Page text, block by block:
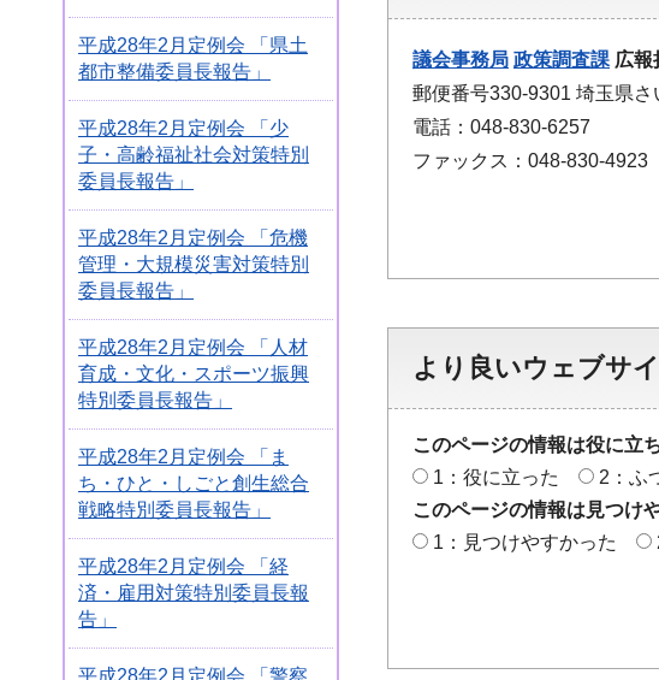
平成28年2月定例会 「県土
都市整備委員長報告」
平成28年2月定例会 「少
子・高齢福祉社会対策特別
委員長報告」
平成28年2月定例会 「危機
管理・大規模災害対策特別
委員長報告」
平成28年2月定例会 「人材
育成・文化・スポーツ振興
特別委員長報告」
平成28年2月定例会 「ま
ち・ひと・しごと創生総合
戦略特別委員長報告」
平成28年2月定例会 「経
済・雇用対策特別委員長報
告」
平成28年2月定例会 「警察
議会事務局 政策調査課 広報
郵便番号330-9301 埼玉県
電話：048-830-6257
ファックス：048-830-4923
より良いウェブサ
このページの情報は役に立
1：役に立った
2：ふ
このページの情報は見つけ
1：見つけやすかった